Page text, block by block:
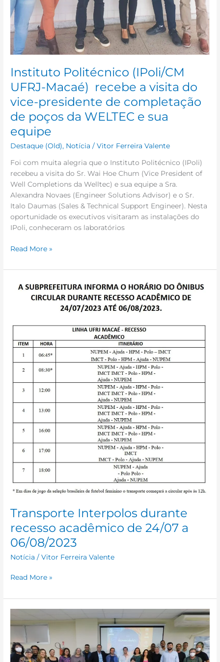
Instituto Politécnico (IPoli/CM
UFRJ-Macaé) recebe a visita do
vice-presidente de completação
de poços da WELTEC e sua
equipe
Destaque (Old), Notícia /Vitor Ferreira Valente
Foi com muita alegria que o Instituto Politécnico (IPoli)
recebeu a visita do Sr. Wai Hoe Chum (Vice President of
Well Completions da Welltec) e sua equipe a Sra.
Alexandra Novaes (Engineer Solutions Advisor) e o Sr.
Italo Daumas (Sales & Technical Support Engineer). Nesta
oportunidade os executivos visitaram as instalações do
IPoli, conheceram os laboratórios
WELTEC
e
sua
equipe
Read More »
Transporte Interpolos durante
recesso acadêmico de 24/07 a
06/08/2023
Notícia /Vitor Ferreira Valente
Transporte
Interpolos
acadêmico
de
24/07
a
06/08/2023
Read More »
em
Macaé
é
fortalecida